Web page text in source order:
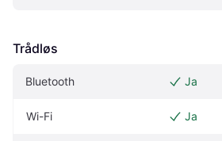
Trådløs
Bluetooth Ja
Wi-Fi Ja